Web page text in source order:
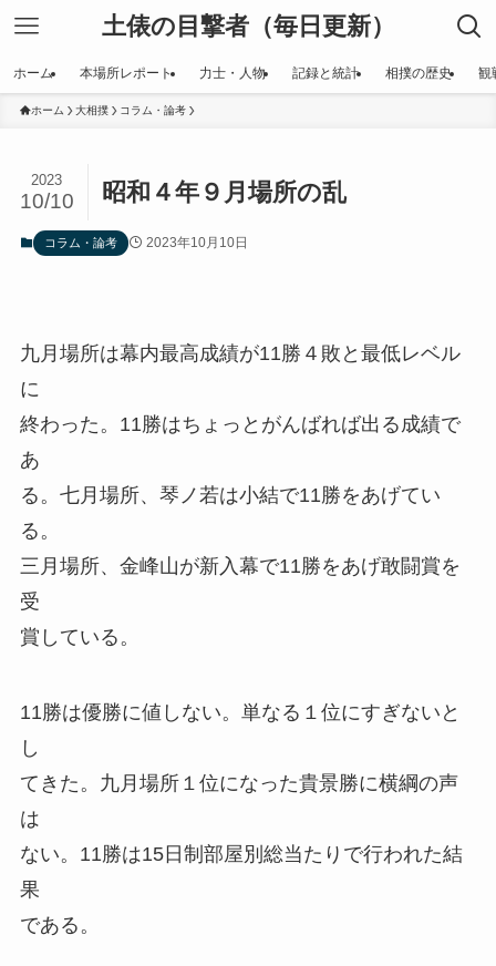
土俵の目撃者（毎日更新）
ホーム 本場所レポート 力士・人物 記録と統計 相撲の歴史 観
ホーム 大相撲 コラム・論考
昭和４年９月場所の乱
2023
10/10
コラム・論考 2023年10月10日
九月場所は幕内最高成績が11勝４敗と最低レベル
に
終わった。11勝はちょっとがんばれば出る成績で
あ
る。七月場所、琴ノ若は小結で11勝をあげてい
る。
三月場所、金峰山が新入幕で11勝をあげ敢闘賞を
受
賞している。
11勝は優勝に値しない。単なる１位にすぎないと
し
てきた。九月場所１位になった貴景勝に横綱の声
は
ない。11勝は15日制部屋別総当たりで行われた結
果
である。